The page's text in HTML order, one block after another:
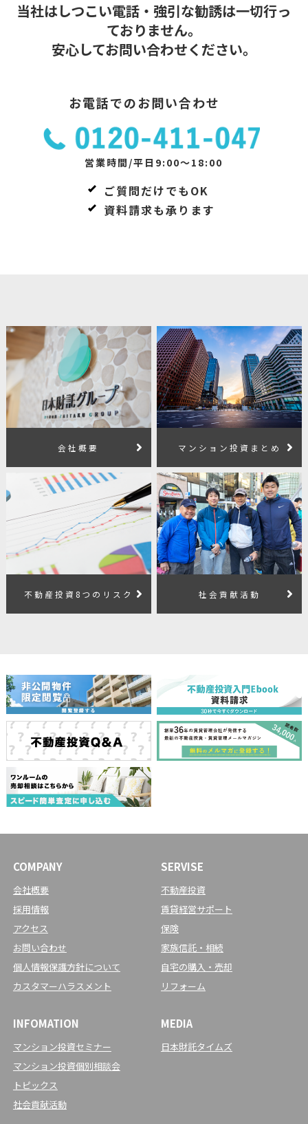
当社はしつこい電話・強引な勧誘は一切行っ
ておりません。
安心してお問い合わせください。
お電話でのお問い合わせ
営業時間/平日9:00～18:00
ご質問だけでもOK
資料請求も承ります
会社概要 マンション投資まとめ
不動産投資8つのリスク 社会貢献活動
COMPANY
会社概要
採用情報
アクセス
お問い合わせ
個人情報保護方針について
カスタマーハラスメント
SERVISE
不動産投資
賃貸経営サポート
保険
家族信託・相続
自宅の購入・売却
リフォーム
INFOMATION
マンション投資セミナー
マンション投資個別相談会
トピックス
社会貢献活動
MEDIA
日本財託タイムズ